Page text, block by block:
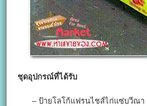
ชุดอุปกรณ์ที่ได้รับ
– ป้ายโลโก้แฟรนไชส์ไก่แซ่บวีณา